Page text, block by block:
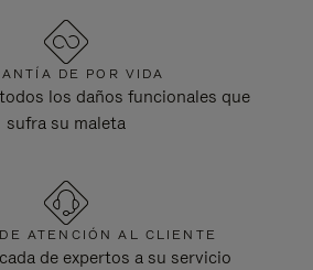
DE POR VIDA
los daños funcionales que
sufra su maleta
ATENCIÓN AL CLIENTE
de expertos a su servicio